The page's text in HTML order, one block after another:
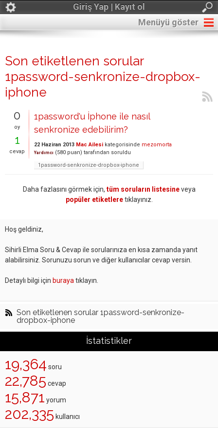
Giriş Yap | Kayıt ol
Menüyü göster
Son etiketlenen sorular
1password-senkronize-dropbox-
iphone
0
oy
1
cevap
1password'u İphone ile nasıl
senkronize edebilirim?
22 Haziran 2013 Mac Ailesi kategorisinde mezomorta
Yardımcı (580 puan) tarafından soruldu
1password-senkronize-dropbox-iphone
Daha fazlasını görmek için, tüm soruların listesineveya
popüler etiketleretıklayınız.
Hoş geldiniz,
Sihirli Elma Soru & Cevap ile sorularınıza en kısa zamanda yanıt
alabilirsiniz. Sorunuzu sorun ve diğer kullanıcılar cevap versin.
Detaylı bilgi için buraya tıklayın.
Son etiketlenen sorular 1password-senkronize-
dropbox-iphone
İstatistikler
19,364 soru
22,785 cevap
15,871 yorum
202,335 kullanıcı